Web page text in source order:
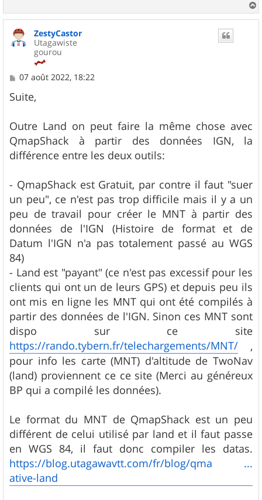
a
ZestyCastor
Utagawiste
gourou
M
s
s
g
e
07 août 2022, 18:22
Suite,
Outre Land on peut faire la même chose avec
QmapShack à partir des données IGN, la
différence entre les deux outils:
- QmapShack est Gratuit, par contre il faut "suer
un peu", ce n'est pas trop difficile mais il y a un
peu de travail pour créer le MNT à partir des
données de l'IGN (Histoire de format et de
Datum l'IGN n'a pas totalement passé au WGS
84)
- Land est "payant" (ce n'est pas excessif pour les
clients qui ont un de leurs GPS) et depuis peu ils
ont mis en ligne les MNT qui ont été compilés à
partir des données de l'IGN. Sinon ces MNT sont
dispo sur ce site
https://rando.tybern.fr/telechargements/MNT/ ,
pour info les carte (MNT) d'altitude de TwoNav
(land) proviennent ce ce site (Merci au généreux
BP qui a compilé les données).
Le format du MNT de QmapShack est un peu
différent de celui utilisé par land et il faut passe
en WGS 84, il faut donc compiler les datas.
https://blog.utagawavtt.com/fr/blog/qma ...
ative-land